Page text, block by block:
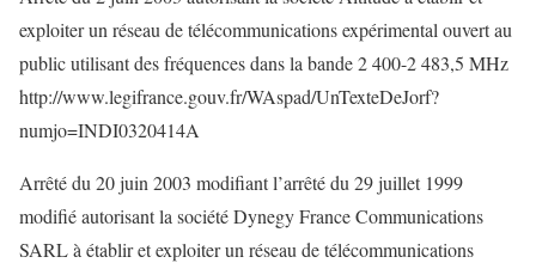
exploiter un réseau de télécommunications expérimental ouvert au
public utilisant des fréquences dans la bande 2 400-2 483,5 MHz
http://www.legifrance.gouv.fr/WAspad/UnTexteDeJorf?
numjo=INDI0320414A
Arrêté du 20 juin 2003 modifiant l’arrêté du 29 juillet 1999
modifié autorisant la société Dynegy France Communications
SARL à établir et exploiter un réseau de télécommunications